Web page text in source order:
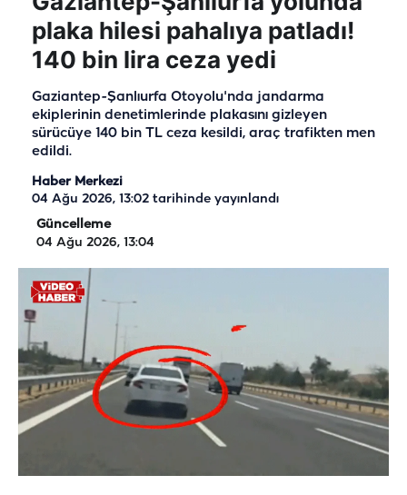
plaka hilesi pahalıya patladı!
140 bin lira ceza yedi
Gaziantep-Şanlıurfa Otoyolu'nda jandarma
ekiplerinin denetimlerinde plakasını gizleyen
sürücüye 140 bin TL ceza kesildi, araç trafikten men
edildi.
Haber Merkezi
04 Ağu 2026, 13:02 tarihinde yayınlandı
Güncelleme
04 Ağu 2026, 13:04